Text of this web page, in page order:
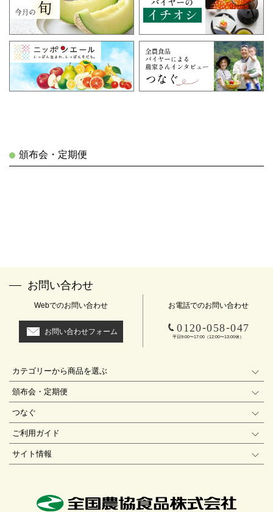
頒布会・定期便
お問い合わせ
Webでのお問い合わせ
お問い合わせフォーム
お電話でのお問い合わせ
0120-058-047
平日9:00〜17:00（12:00〜13:00休）
カテゴリーから商品を選ぶ
頒布会・定期便
つなぐ
ご利用ガイド
サイト情報